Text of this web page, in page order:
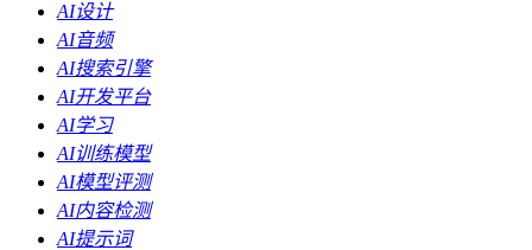
AI设计
AI音频
AI搜索引擎
AI开发平台
AI学习
AI训练模型
AI模型评测
AI内容检测
AI提示词